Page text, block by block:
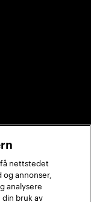
nettstedet
annonser,
analysere
bruk av